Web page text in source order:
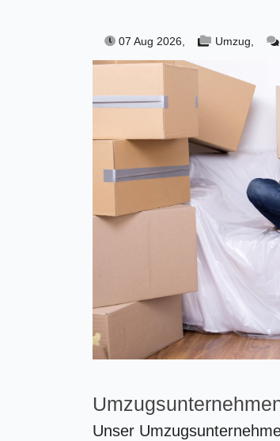
07 Aug 2026, Umzug,
Unser